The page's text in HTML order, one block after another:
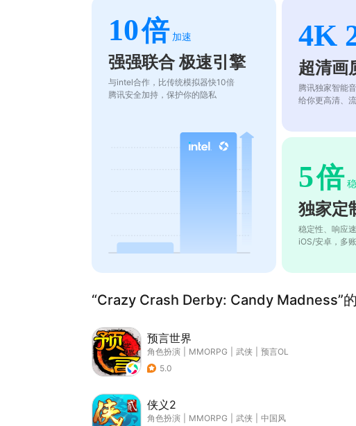
10倍 加速
强强联合 极速引擎
与intel合作，比传统模拟器快10倍
腾讯安全加持，保护你的隐私
4K
超清画
腾讯独家智能
给你更高清、
5倍
独家定
稳定性、响应
iOS/安卓，多
“Crazy Crash Derby: Candy Madness”
预言世界
角色扮演 MMORPG 武侠
预言OL
5.0
侠义2
角色扮演 MMORPG 武侠
中国风